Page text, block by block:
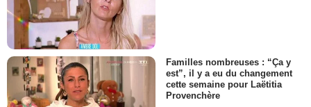
Familles nombreuses : “Ça y
est”, il y a eu du changement
cette semaine pour Laëtitia
Provenchère